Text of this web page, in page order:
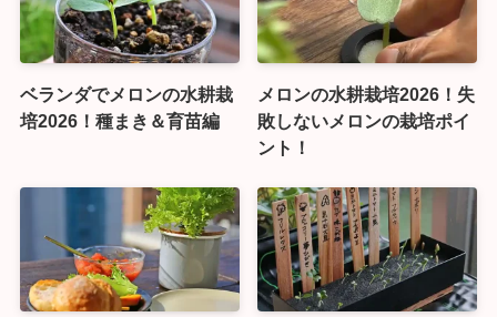
ベランダでメロンの水耕栽
培2026！種まき＆育苗編
メロンの水耕栽培2026！失
敗しないメロンの栽培ポイ
ント！